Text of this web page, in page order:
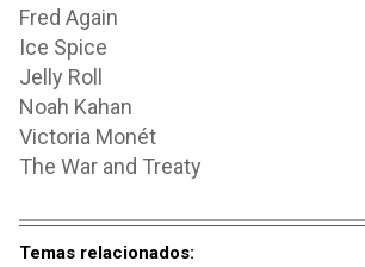
Fred Again
Ice Spice
Jelly Roll
Noah Kahan
Victoria Monét
The War and Treaty
Temas relacionados: